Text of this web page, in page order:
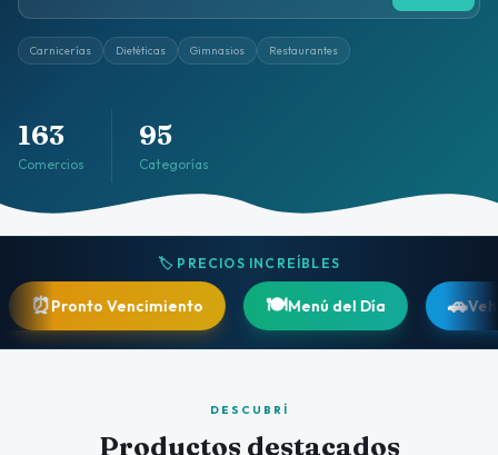
Carnicerías Dietéticas Gimnasios Restaurantes
163
Comercios
95
Categorías
🏷️ PRECIOS INCREÍBLES
Vencimiento 🍽️ Menú del Día 🚗Vehículos
DESCUBRÍ
Productos destacados